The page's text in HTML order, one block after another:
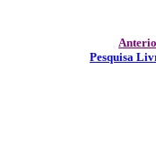
Pesquisa